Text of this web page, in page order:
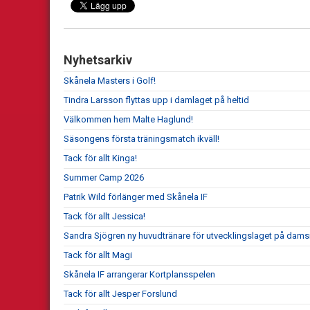
Nyhetsarkiv
Skånela Masters i Golf!
Tindra Larsson flyttas upp i damlaget på heltid
Välkommen hem Malte Haglund!
Säsongens första träningsmatch ikväll!
Tack för allt Kinga!
Summer Camp 2026
Patrik Wild förlänger med Skånela IF
Tack för allt Jessica!
Sandra Sjögren ny huvudtränare för utvecklingslaget på
Tack för allt Magi
Skånela IF arrangerar Kortplansspelen
Tack för allt Jesper Forslund